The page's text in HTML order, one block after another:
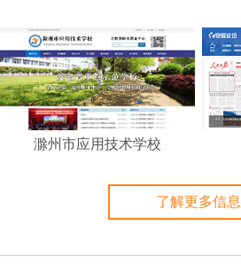
滁州市应用技术学校
了解更多信息